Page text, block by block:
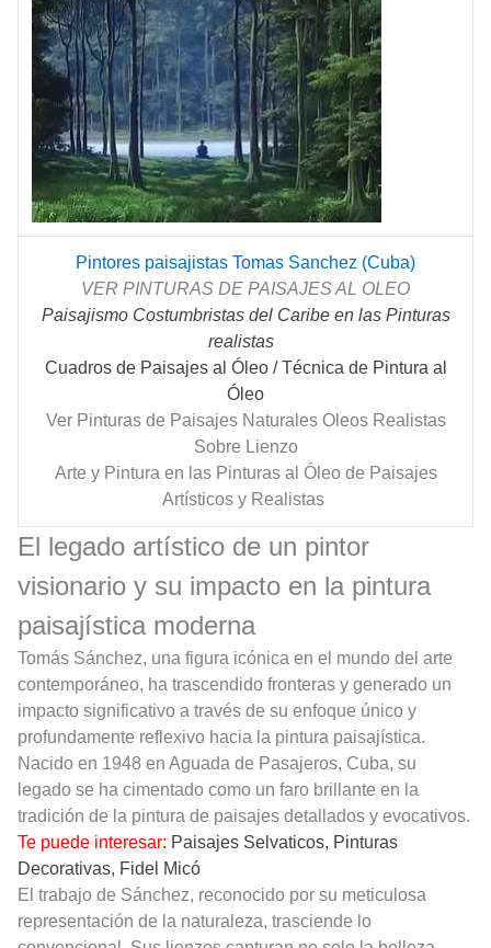
Pintores paisajistas Tomas Sanchez (Cuba)
VER PINTURAS DE PAISAJES AL OLEO
Paisajismo Costumbristas del Caribe en las Pinturas
realistas
Cuadros de Paisajes al Óleo / Técnica de Pintura al
Óleo
Ver Pinturas de Paisajes Naturales Oleos Realistas
Sobre Lienzo
Arte y Pintura en las Pinturas al Óleo de Paisajes
Artísticos y Realistas
El legado artístico de un pintor
visionario y su impacto en la pintura
paisajística moderna
Tomás Sánchez, una figura icónica en el mundo del arte
contemporáneo, ha trascendido fronteras y generado un
impacto significativo a través de su enfoque único y
profundamente reflexivo hacia la pintura paisajística.
Nacido en 1948 en Aguada de Pasajeros, Cuba, su
legado se ha cimentado como un faro brillante en la
tradición de la pintura de paisajes detallados y evocativos.
Te puede interesar: Paisajes Selvaticos, Pinturas
Decorativas, Fidel Micó
El trabajo de Sánchez, reconocido por su meticulosa
representación de la naturaleza, trasciende lo